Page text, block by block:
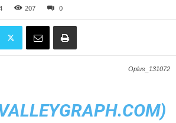
207 0
Oplus_131072